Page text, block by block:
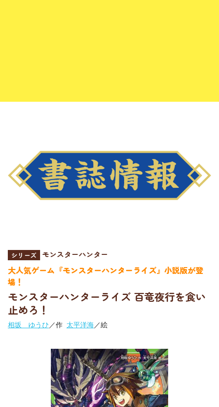
シリーズ モンスターハンター
大人気ゲーム『モンスターハンターライズ』小説版が登
場！
モンスターハンターライズ 百竜夜行を食い
止めろ！
相坂 ゆうひ ／作 太平洋海／絵